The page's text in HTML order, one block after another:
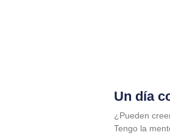
Un día
¿Pueden
Tengo la